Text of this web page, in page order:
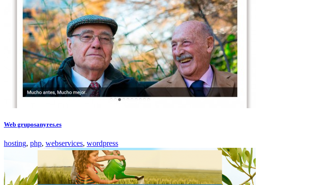
Web gruposanyres.es
hosting, php, webservices, wordpress